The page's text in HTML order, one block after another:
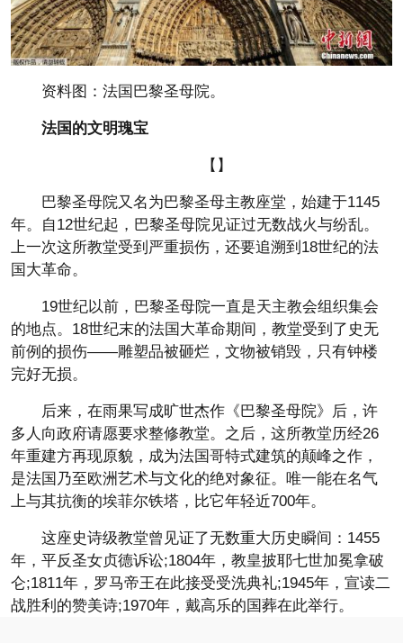
资料图：法国巴黎圣母院。
法国的文明瑰宝
【】
巴黎圣母院又名为巴黎圣母主教座堂，始建于1145
年。自12世纪起，巴黎圣母院见证过无数战火与纷乱。
上一次这所教堂受到严重损伤，还要追溯到18世纪的法
国大革命。
19世纪以前，巴黎圣母院一直是天主教会组织集会
的地点。18世纪末的法国大革命期间，教堂受到了史无
前例的损伤——雕塑品被砸烂，文物被销毁，只有钟楼
完好无损。
后来，在雨果写成旷世杰作《巴黎圣母院》后，许
多人向政府请愿要求整修教堂。之后，这所教堂历经26
年重建方再现原貌，成为法国哥特式建筑的颠峰之作，
是法国乃至欧洲艺术与文化的绝对象征。唯一能在名气
上与其抗衡的埃菲尔铁塔，比它年轻近700年。
这座史诗级教堂曾见证了无数重大历史瞬间：1455
年，平反圣女贞德诉讼;1804年，教皇披耶七世加冕拿破
仑;1811年，罗马帝王在此接受受洗典礼;1945年，宣读二
战胜利的赞美诗;1970年，戴高乐的国葬在此举行。